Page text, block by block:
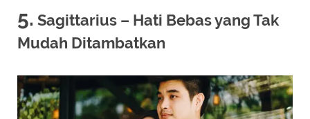
5. Sagittarius – Hati Bebas yang Tak
Mudah Ditambatkan